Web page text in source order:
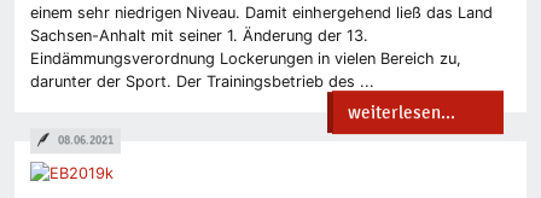
einem sehr niedrigen Niveau. Damit einhergehend ließ das Land
Sachsen-Anhalt mit seiner 1. Änderung der 13.
Eindämmungsverordnung Lockerungen in vielen Bereich zu,
darunter der Sport. Der Trainingsbetrieb des ...
weiterlesen...
08.06.2021